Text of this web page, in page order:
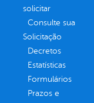
solicitar
Consulte sua
Solicitação
Decretos
Estatísticas
Formulários
Prazos e